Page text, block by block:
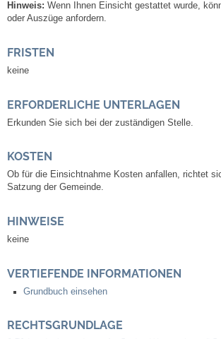
Stellenangebote
Ortsrecht
Bürgerservice
Gutachterausschuss
Hinweis: Wenn Ihnen Einsicht gestattet wurde,
oder Auszüge anfordern.
FRISTEN
keine
ERFORDERLICHE UNTERLAGEN
Erkunden Sie sich bei der zuständigen Stelle.
KOSTEN
Ob für die Einsichtnahme Kosten anfallen, richtet
Satzung der Gemeinde.
HINWEISE
keine
VERTIEFENDE INFORMATIONEN
Grundbuch einsehen
RECHTSGRUNDLAGE